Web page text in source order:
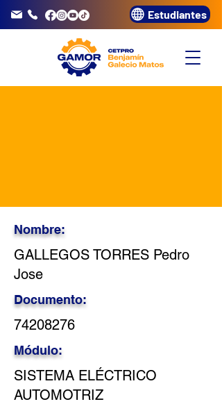
3320072 Estudiantes
Nombre:
GALLEGOS TORRES Pedro
Jose
Documento:
74208276
Módulo:
SISTEMA ELÉCTRICO
AUTOMOTRIZ